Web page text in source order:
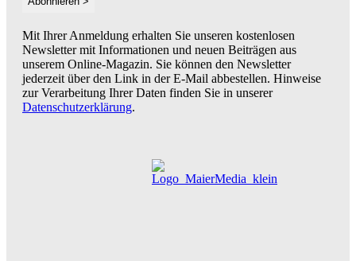
Mit Ihrer Anmeldung erhalten Sie unseren kostenlosen
Newsletter mit Informationen und neuen Beiträgen aus
unserem Online-Magazin. Sie können den Newsletter
jederzeit über den Link in der E-Mail abbestellen. Hinweise
zur Verarbeitung Ihrer Daten finden Sie in unserer
Datenschutzerklärung.